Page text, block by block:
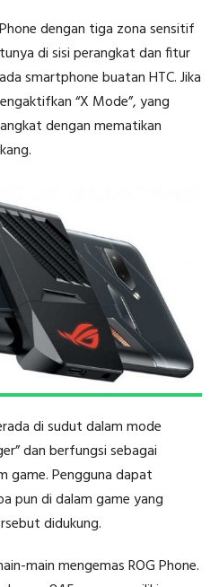
dengan tiga zona sensitif
di sisi perangkat dan fitur
smartphone buatan HTC. Jika
“X Mode”, yang
dengan mematikan
di sudut dalam mode
dan berfungsi sebagai
game. Pengguna dapat
pun di dalam game yang
didukung.
main mengemas ROG Phone.